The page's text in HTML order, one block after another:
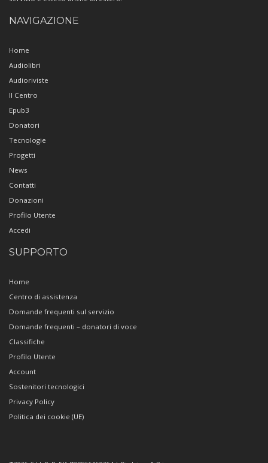
NAVIGAZIONE
Home
Audiolibri
Audioriviste
Il Centro
Epub3
Donatori
Tecnologie
Progetti
News
Contatti
Donazioni
Profilo Utente
Accedi
SUPPORTO
Home
Centro di assistenza
Domande frequenti sul servizio
Domande frequenti – donatori di voce
Classifiche
Profilo Utente
Account
Sostenitori tecnologici
Privacy Policy
Politica dei cookie (UE)